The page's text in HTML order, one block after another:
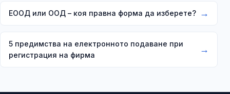
ЕООД или ООД – коя правна форма да изберете? →
5 предимства на електронното подаване при
регистрация на фирма
→